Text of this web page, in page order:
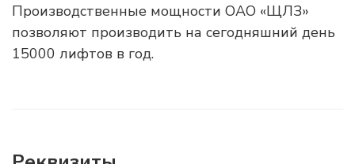
Производственные мощности ОАО «ЩЛЗ»
позволяют производить на сегодняшний день
15000 лифтов в год.